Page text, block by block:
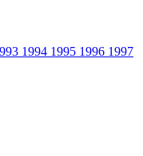
1994 1995 1996 1997